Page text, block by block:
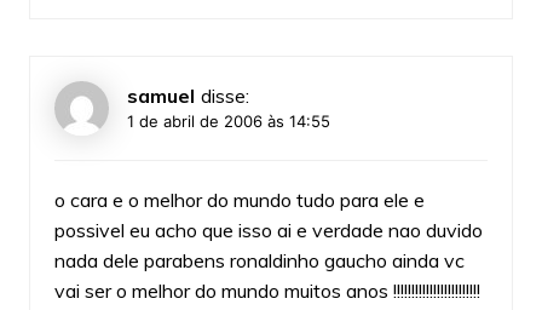
samuel disse:
1 de abril de 2006 às 14:55
o cara e o melhor do mundo tudo para ele e
possivel eu acho que isso ai e verdade nao duvido
nada dele parabens ronaldinho gaucho ainda vc
vai ser o melhor do mundo muitos anos !!!!!!!!!!!!!!!!!!!!!!!!